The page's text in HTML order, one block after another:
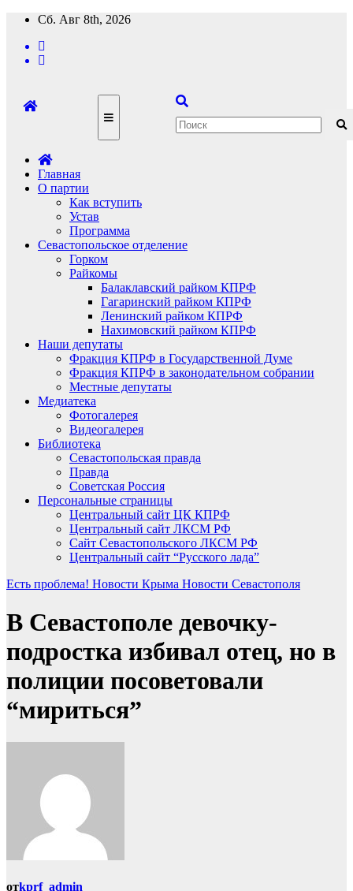
Перейти
содержимому
Сб. Авг 8th, 2026
Главная
О партии
Как вступить
Устав
Программа
Севастопольское отделение
Горком
Райкомы
Балаклавский райком КПРФ
Гагаринский райком КПРФ
Ленинский райком КПРФ
Нахимовский райком КПРФ
Наши депутаты
Фракция КПРФ в Государственной Думе
Фракция КПРФ в законодательном собрании
Местные депутаты
Медиатека
Фотогалерея
Видеогалерея
Библиотека
Севастопольская правда
Правда
Советская Россия
Персональные страницы
Центральный сайт ЦК КПРФ
Центральный сайт ЛКСМ РФ
Сайт Севастопольского ЛКСМ РФ
Центральный сайт “Русского лада”
Есть проблема! Новости Крыма Новости Севастополя
В Севастополе девочку-
подростка избивал отец, но в
полиции посоветовали
“мириться”
отkprf_admin